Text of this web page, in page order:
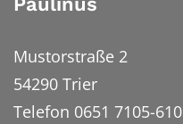
Mustorstraße 2
54290 Trier
Telefon 0651 7105-610